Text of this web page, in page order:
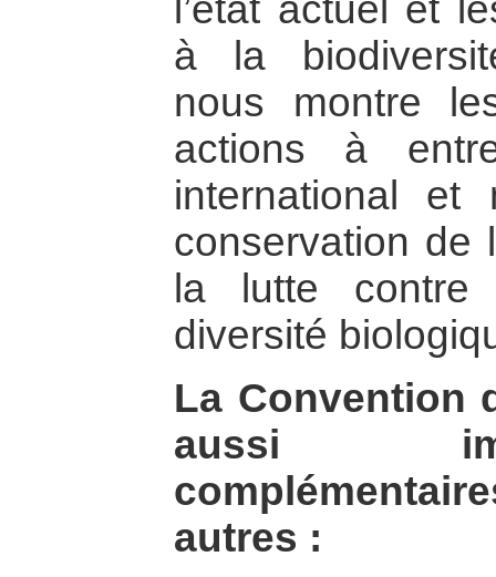
l’état actuel et
à la
nous montre
actions à
international et
conservation de
la lutte
diversité
La Convention
aussi
autres :